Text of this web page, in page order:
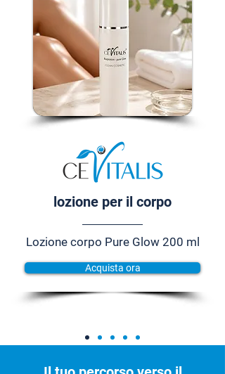
lozione per il corpo
Lozione corpo Pure Glow 200 ml
Acquista ora